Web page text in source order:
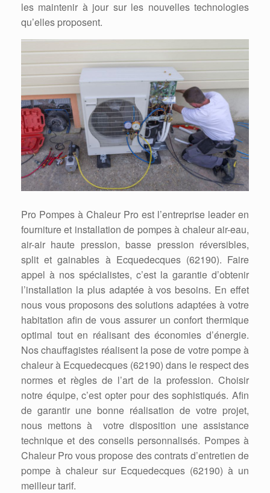
les maintenir à jour sur les nouvelles technologies
qu’elles proposent.
Pro Pompes à Chaleur Pro est l’entreprise leader en
fourniture et installation de pompes à chaleur air-eau,
air-air haute pression, basse pression réversibles,
split et gainables à Ecquedecques (62190). Faire
appel à nos spécialistes, c’est la garantie d’obtenir
l’installation la plus adaptée à vos besoins. En effet
nous vous proposons des solutions adaptées à votre
habitation afin de vous assurer un confort thermique
optimal tout en réalisant des économies d’énergie.
Nos chauffagistes réalisent la pose de votre pompe à
chaleur à Ecquedecques (62190) dans le respect des
normes et règles de l’art de la profession. Choisir
notre équipe, c’est opter pour des sophistiqués. Afin
de garantir une bonne réalisation de votre projet,
nous mettons à votre disposition une assistance
technique et des conseils personnalisés. Pompes à
Chaleur Pro vous propose des contrats d’entretien de
pompe à chaleur sur Ecquedecques (62190) à un
meilleur tarif.